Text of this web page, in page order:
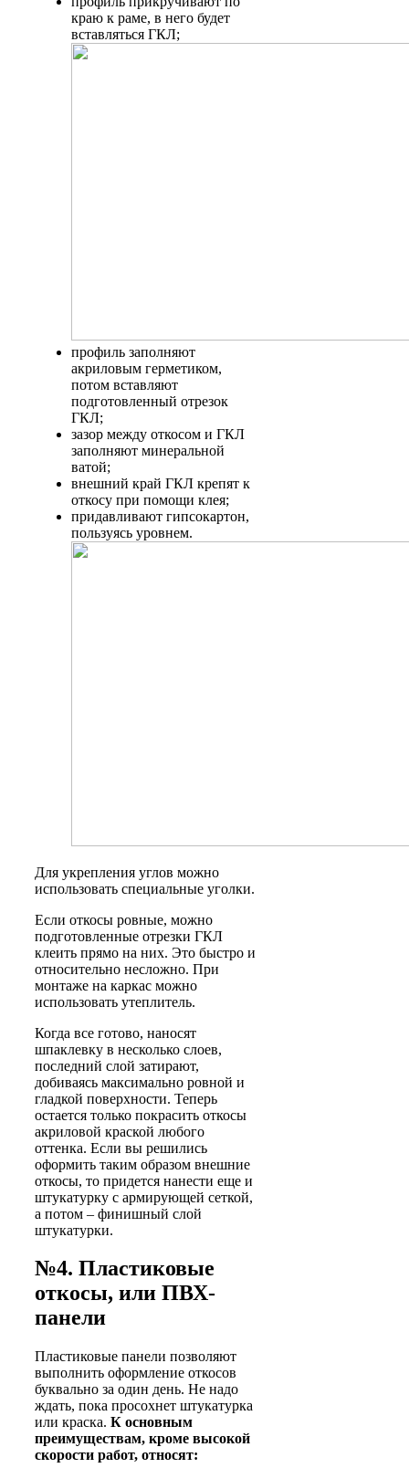
краю к раме, в него будет
вставляться ГКЛ;
профиль заполняют
акриловым герметиком,
потом вставляют
подготовленный отрезок
ГКЛ;
зазор между откосом и ГКЛ
заполняют минеральной
ватой;
внешний край ГКЛ крепят к
откосу при помощи клея;
придавливают гипсокартон,
пользуясь уровнем.
Для укрепления углов можно
использовать специальные уголки.
Если откосы ровные, можно
подготовленные отрезки ГКЛ
клеить прямо на них. Это быстро и
относительно несложно. При
монтаже на каркас можно
использовать утеплитель.
Когда все готово, наносят
шпаклевку в несколько слоев,
последний слой затирают,
добиваясь максимально ровной и
гладкой поверхности. Теперь
остается только покрасить откосы
акриловой краской любого
оттенка. Если вы решились
оформить таким образом внешние
откосы, то придется нанести еще и
штукатурку с армирующей сеткой,
а потом – финишный слой
штукатурки.
№4. Пластиковые
откосы, или ПВХ-
панели
Пластиковые панели позволяют
выполнить оформление откосов
буквально за один день. Не надо
ждать, пока просохнет штукатурка
или краска. К основным
преимуществам, кроме высокой
скорости работ, относят: